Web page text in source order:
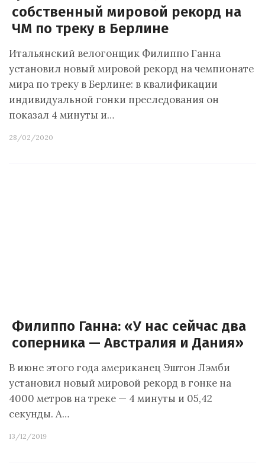
собственный мировой рекорд на
ЧМ по треку в Берлине
Итальянский велогонщик Филиппо Ганна
установил новый мировой рекорд на чемпионате
мира по треку в Берлине: в квалификации
индивидуальной гонки преследования он
показал 4 минуты и…
28/02/2020
Филиппо Ганна: «У нас сейчас два
соперника — Австралия и Дания»
В июне этого года американец Эштон Лэмби
установил новый мировой рекорд в гонке на
4000 метров на треке — 4 минуты и 05,42
секунды. А…
13/12/2019